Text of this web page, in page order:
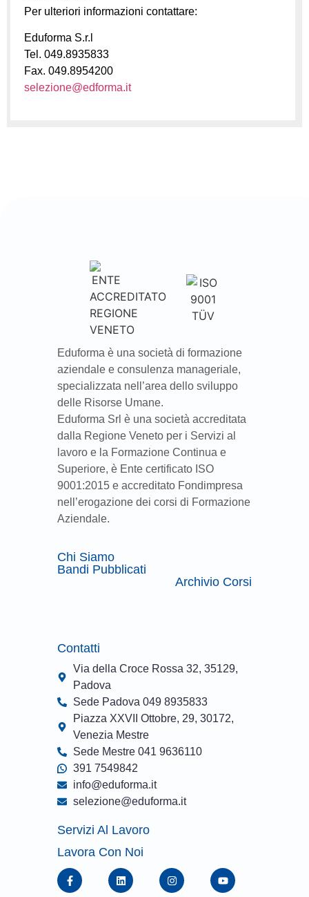
Per ulteriori informazioni contattare:
Eduforma S.r.l
Tel. 049.8935833
Fax. 049.8954200
selezione@edforma.it
Eduforma è una società di formazione
aziendale e consulenza manageriale,
specializzata nell’area dello sviluppo
delle Risorse Umane.
Eduforma Srl è una società accreditata
dalla Regione Veneto per i Servizi al
lavoro e la Formazione Continua e
Superiore, è Ente certificato ISO
9001:2015 e accreditato Fondimpresa
nell’erogazione dei corsi di Formazione
Aziendale.
Chi Siamo
Bandi Pubblicati
Archivio Corsi
Contatti
Via della Croce Rossa 32, 35129,
Padova
Sede Padova 049 8935833
Piazza XXVII Ottobre, 29, 30172,
Venezia Mestre
Sede Mestre 041 9636110
391 7549842
info@eduforma.it
selezione@eduforma.it
Servizi Al Lavoro
Lavora Con Noi